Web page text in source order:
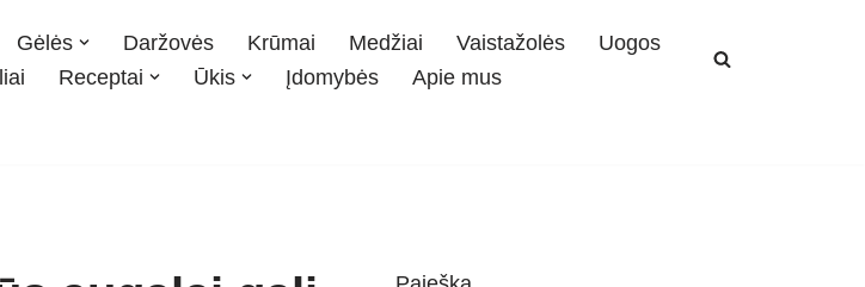
Gėlės Daržovės Krūmai Medžiai Vaistažolės
Uogos
Receptai Ūkis Įdomybės Apie mus